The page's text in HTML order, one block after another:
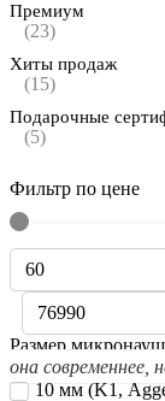
Премиум
(23)
Хиты продаж
(15)
Подарочные
(5)
Фильтр по цене
Размер
она
10 мм (K1,